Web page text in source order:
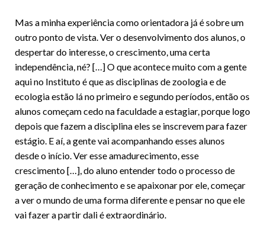
Mas a minha experiência como orientadora já é sobre um
outro ponto de vista. Ver o desenvolvimento dos alunos, o
despertar do interesse, o crescimento, uma certa
independência, né? […] O que acontece muito com a gente
aqui no Instituto é que as disciplinas de zoologia e de
ecologia estão lá no primeiro e segundo períodos, então os
alunos começam cedo na faculdade a estagiar, porque logo
depois que fazem a disciplina eles se inscrevem para fazer
estágio. E aí, a gente vai acompanhando esses alunos
desde o início. Ver esse amadurecimento, esse
crescimento […], do aluno entender todo o processo de
geração de conhecimento e se apaixonar por ele, começar
a ver o mundo de uma forma diferente e pensar no que ele
vai fazer a partir dali é extraordinário.